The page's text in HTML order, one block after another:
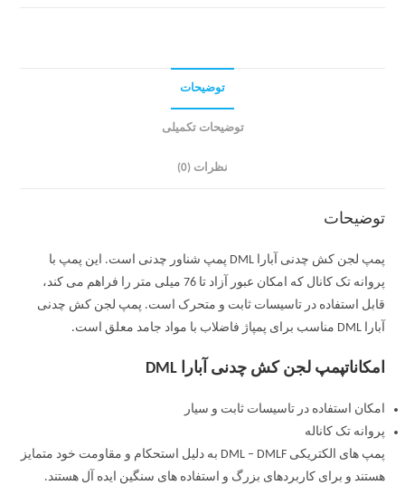
توضیحات
توضیحات تکمیلی
نظرات (0)
توضیحات
پمپ لجن کش چدنی آبارا DML پمپ شناور چدنی است. این پمپ با
پروانه تک کانال که امکان عبور آزاد تا 76 میلی متر را فراهم می کند،
قابل استفاده در تاسیسات ثابت و متحرک است. پمپ لجن کش چدنی
آبارا DML مناسب برای پمپاژ فاضلاب با مواد جامد معلق است.
امکاناتپمپ لجن کش چدنی آبارا DML
امکان استفاده در تاسیسات ثابت و سیار
پروانه تک کاناله
پمپ های الکتریکی DML – DMLF به دلیل استحکام و مقاومت خود متمایز
هستند و برای کاربردهای بزرگ و استفاده های سنگین ایده آل هستند.